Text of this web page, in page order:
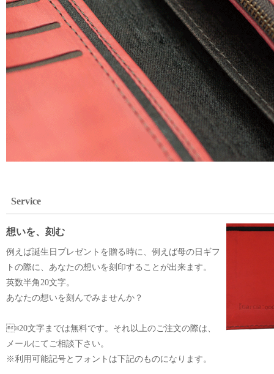
Service
想いを、刻む
例えば誕生日プレゼントを贈る時に、例えば母の日ギフ
トの際に、あなたの想いを刻印することが出来ます。
英数半角20文字。
あなたの想いを刻んでみませんか？
※20文字までは無料です。それ以上のご注文の際は、
メールにてご相談下さい。
※利用可能記号とフォントは下記のものになります。